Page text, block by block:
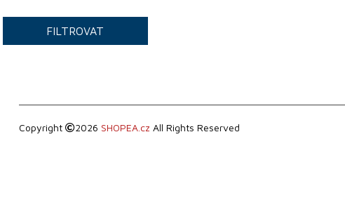
FILTROVAT
Copyright 2026 SHOPEA.cz All Rights Reserved